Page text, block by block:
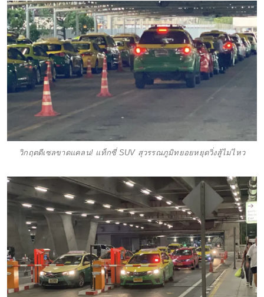
วิกฤตดีเซลขาดแคลน! แท็กซี่ SUV สุวรรณภูมิทยอยหยุดวิ่งสู้ไม่ไหว